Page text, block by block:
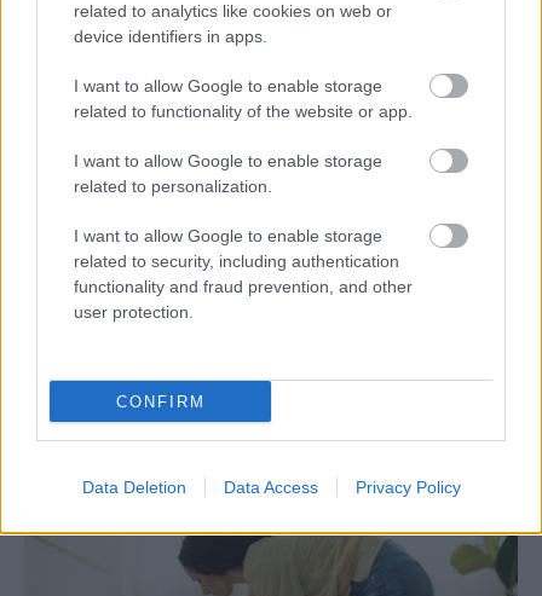
related to analytics like cookies on web or
device identifiers in apps.
I want to allow Google to enable storage
related to functionality of the website or app.
I want to allow Google to enable storage
related to personalization.
I want to allow Google to enable storage
related to security, including authentication
functionality and fraud prevention, and other
user protection.
CONFIRM
Data Deletion Data Access Privacy Policy
4 domáce triky, ako otvoriť fľašu vína aj
doma (video)